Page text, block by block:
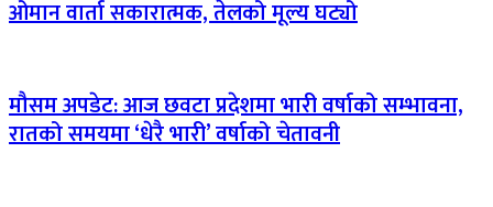
ओमान वार्ता सकारात्मक, तेलको मूल्य घट्यो
मौसम अपडेट: आज छवटा प्रदेशमा भारी वर्षाको सम्भावना,
रातको समयमा ‘धेरै भारी’ वर्षाको चेतावनी